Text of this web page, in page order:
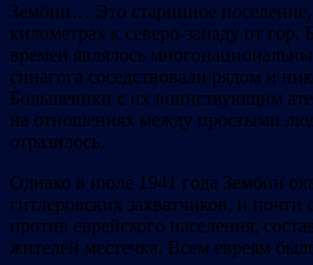
Зембин… Это старинное поселение,
километрах к северо-западу от гор.
времен являлось
синагога соседствовали рядом и
Большевики с их воинствующим
на отношениях между простыми
отразилось.
Однако в июле 1941 года Зембин
гитлеровских захватчиков, и почти
против еврейского населения,
жителей местечка. Всем евреям